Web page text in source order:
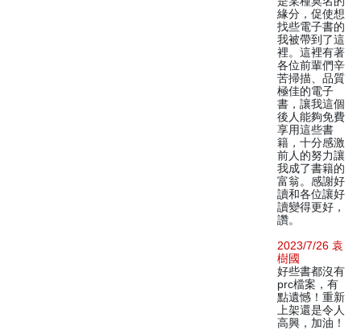
緣分，促使想
找些電子書的
我被帶到了這
裡。這裡有著
各位前輩們辛
苦掃描、品質
極佳的電子
書，讓我這個
後人能夠免費
享用這些書
籍，十分感激
前人的努力讓
我成了書籍的
富翁。感謝好
讀和各位讓好
讀變得更好，
讚。
2023/7/26 袁
樹國
好些書都沒有
prc檔案，有
點遺憾！重新
上架還是令人
高興，加油！